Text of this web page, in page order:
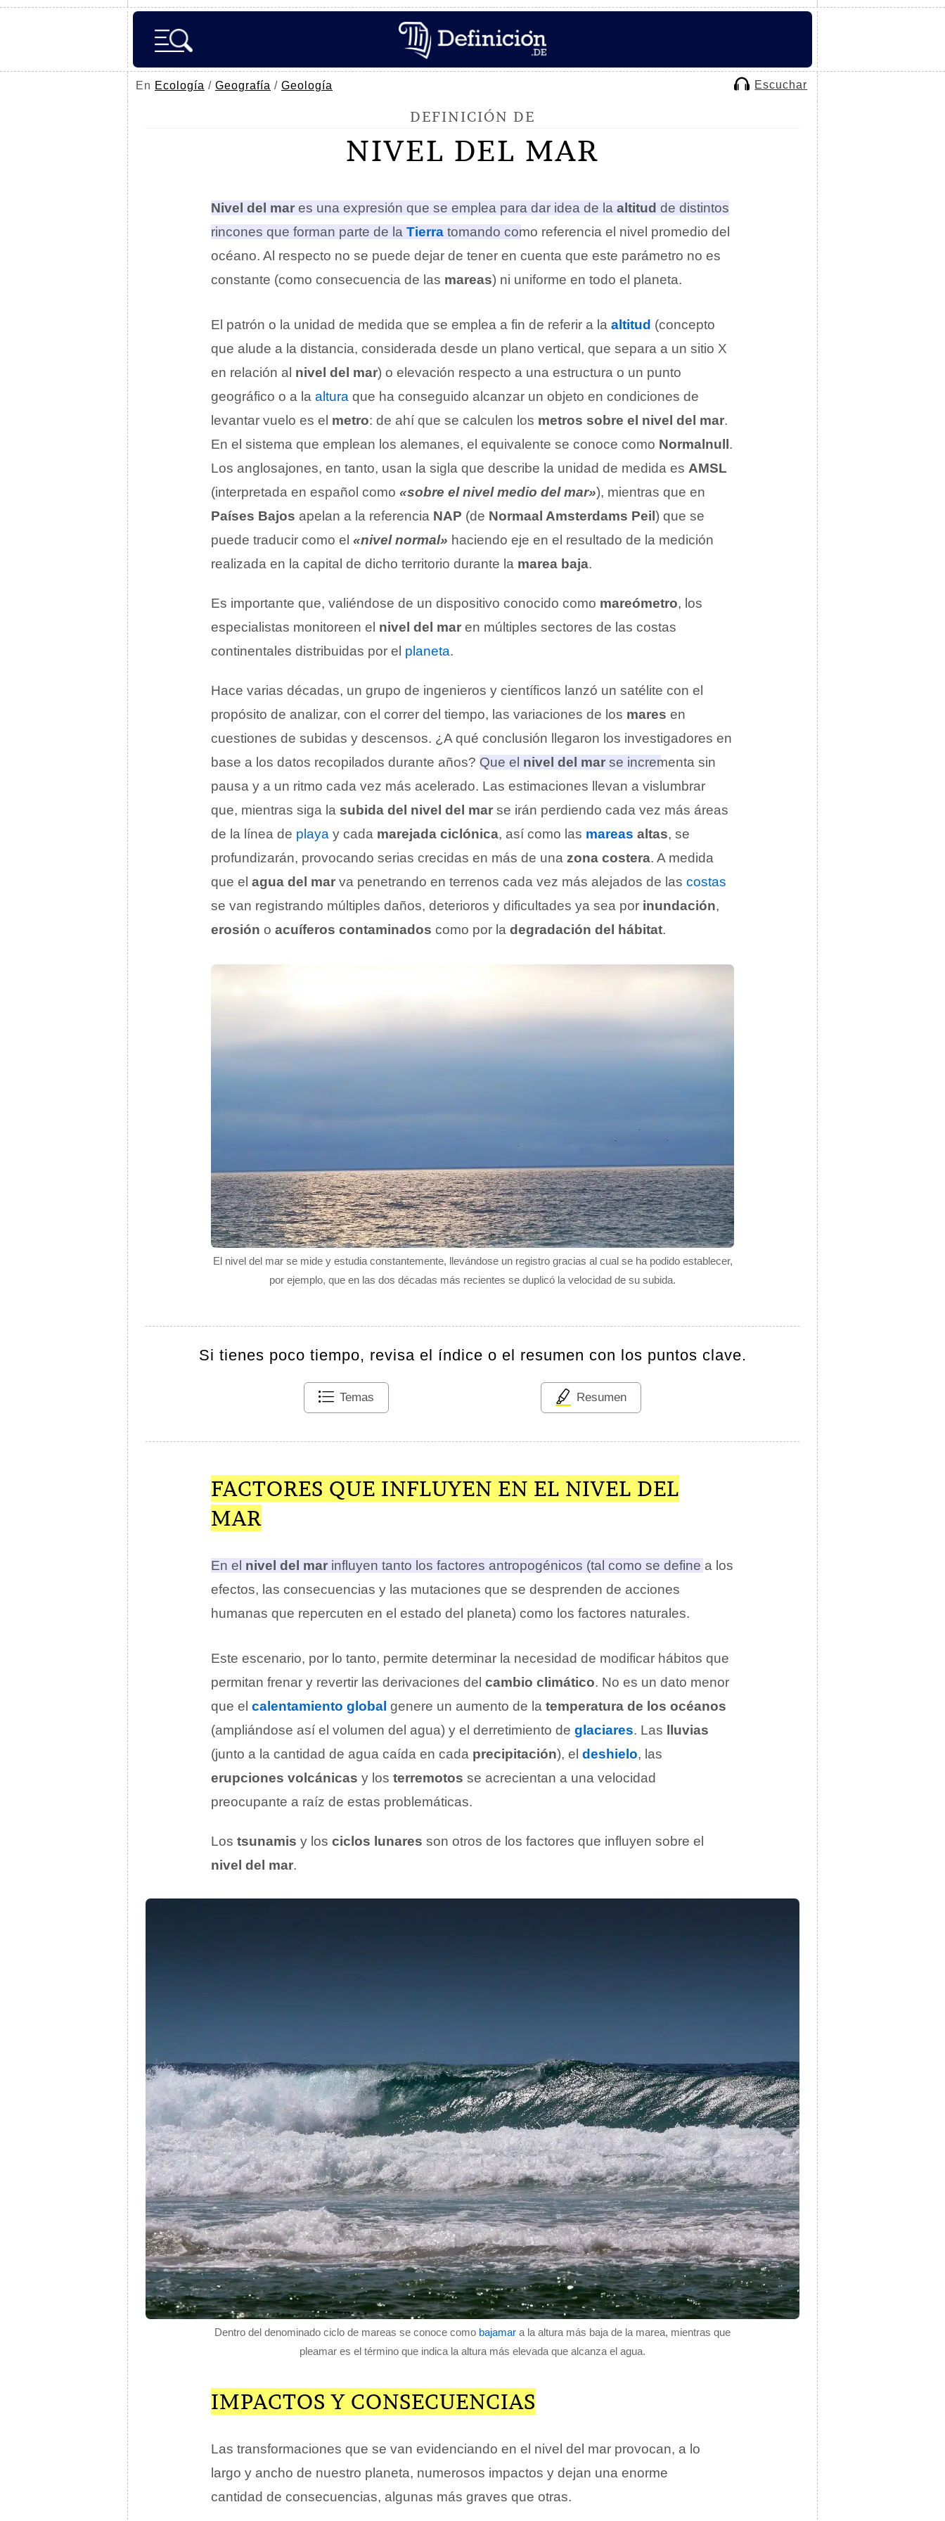
En Ecología / Geografía / Geología Escuchar
DEFINICIÓN DE
NIVEL DEL MAR
El nivel del mar se mide y estudia constantemente, llevándose un registro gracias al cual se ha podido establecer,
por ejemplo, que en las dos décadas más recientes se duplicó la velocidad de su subida.
Nivel del mar es una expresión que se emplea para dar idea de la altitud de distintos
rincones que forman parte de la Tierra tomando como referencia el nivel promedio del
océano. Al respecto no se puede dejar de tener en cuenta que este parámetro no es
constante (como consecuencia de las mareas) ni uniforme en todo el planeta.
El patrón o la unidad de medida que se emplea a fin de referir a la altitud (concepto
que alude a la distancia, considerada desde un plano vertical, que separa a un sitio X
en relación al nivel del mar) o elevación respecto a una estructura o un punto
geográfico o a la altura que ha conseguido alcanzar un objeto en condiciones de
levantar vuelo es el metro: de ahí que se calculen los metros sobre el nivel del mar.
En el sistema que emplean los alemanes, el equivalente se conoce como Normalnull .
Los anglosajones, en tanto, usan la sigla que describe la unidad de medida es AMSL
(interpretada en español como «sobre el nivel medio del mar»), mientras que en
Países Bajos apelan a la referencia NAP (de Normaal Amsterdams Peil ) que se
puede traducir como el «nivel normal» haciendo eje en el resultado de la medición
realizada en la capital de dicho territorio durante la marea baja.
Es importante que, valiéndose de un dispositivo conocido como mareómetro, los
especialistas monitoreen el nivel del mar en múltiples sectores de las costas
continentales distribuidas por el planeta.
Hace varias décadas, un grupo de ingenieros y científicos lanzó un satélite con el
propósito de analizar, con el correr del tiempo, las variaciones de los mares en
cuestiones de subidas y descensos. ¿A qué conclusión llegaron los investigadores en
base a los datos recopilados durante años? Que el nivel del mar se incrementa sin
pausa y a un ritmo cada vez más acelerado. Las estimaciones llevan a vislumbrar
que, mientras siga la subida del nivel del mar se irán perdiendo cada vez más áreas
de la línea de playa y cada marejada ciclónica, así como las mareas altas, se
profundizarán, provocando serias crecidas en más de una zona costera. A medida
que el agua del mar va penetrando en terrenos cada vez más alejados de las costas
se van registrando múltiples daños, deterioros y dificultades ya sea por inundación,
erosión o acuíferos contaminados como por la degradación del hábitat.
Si tienes poco tiempo, revisa el índice o el resumen con los puntos clave.
Temas Resumen
FACTORES QUE INFLUYEN EN EL NIVEL DEL
MAR
En el nivel del mar influyen tanto los factores antropogénicos (tal como se define a los
efectos, las consecuencias y las mutaciones que se desprenden de acciones
humanas que repercuten en el estado del planeta) como los factores naturales.
Este escenario, por lo tanto, permite determinar la necesidad de modificar hábitos que
permitan frenar y revertir las derivaciones del cambio climático. No es un dato menor
que el calentamiento global genere un aumento de la temperatura de los océanos
(ampliándose así el volumen del agua) y el derretimiento de glaciares. Las lluvias
(junto a la cantidad de agua caída en cada precipitación), el deshielo, las
erupciones volcánicas y los terremotos se acrecientan a una velocidad
preocupante a raíz de estas problemáticas.
Los tsunamis y los ciclos lunares son otros de los factores que influyen sobre el
nivel del mar.
Dentro del denominado ciclo de mareas se conoce como bajamar a la altura más baja de la marea, mientras que
pleamar es el término que indica la altura más elevada que alcanza el agua.
IMPACTOS Y CONSECUENCIAS
Las transformaciones que se van evidenciando en el nivel del mar provocan, a lo
largo y ancho de nuestro planeta, numerosos impactos y dejan una enorme
cantidad de consecuencias, algunas más graves que otras.